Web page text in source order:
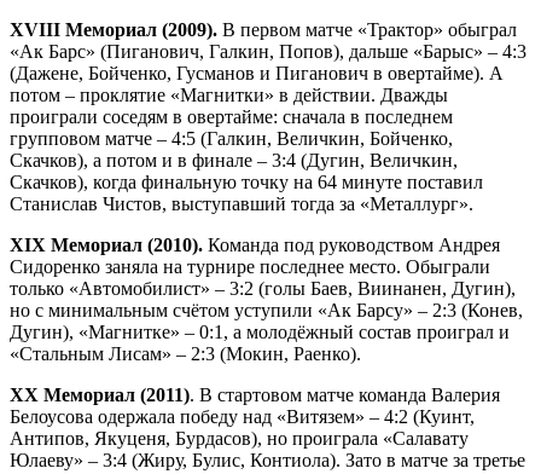
XVIII Мемориал (2009). В первом матче «Трактор» обыграл
«Ак Барс» (Пиганович, Галкин, Попов), дальше «Барыс» – 4:3
(Дажене, Бойченко, Гусманов и Пиганович в овертайме). А
потом – проклятие «Магнитки» в действии. Дважды
проиграли соседям в овертайме: сначала в последнем
групповом матче – 4:5 (Галкин, Величкин, Бойченко,
Скачков), а потом и в финале – 3:4 (Дугин, Величкин,
Скачков), когда финальную точку на 64 минуте поставил
Станислав Чистов, выступавший тогда за «Металлург».
XIX Мемориал (2010). Команда под руководством Андрея
Сидоренко заняла на турнире последнее место. Обыграли
только «Автомобилист» – 3:2 (голы Баев, Виинанен, Дугин),
но с минимальным счётом уступили «Ак Барсу» – 2:3 (Конев,
Дугин), «Магнитке» – 0:1, а молодёжный состав проиграл и
«Стальным Лисам» – 2:3 (Мокин, Раенко).
XX Мемориал (2011). В стартовом матче команда Валерия
Белоусова одержала победу над «Витязем» – 4:2 (Куинт,
Антипов, Якуценя, Бурдасов), но проиграла «Салавату
Юлаеву» – 3:4 (Жиру, Булис, Контиола). Зато в матче за третье